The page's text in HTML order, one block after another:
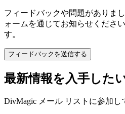
フィードバックや問題がありま
ォームを通じてお知らせくださ
す。
フィードバックを送信する
最新情報を入手した
DivMagic メール リストに参加し